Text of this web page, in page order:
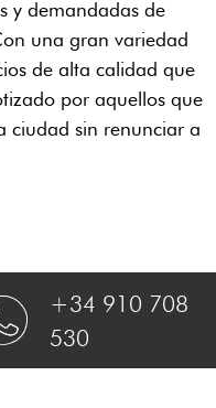
y demandadas de
una gran variedad
de alta calidad que
por aquellos que
ciudad sin renunciar a
+34 910 708
530